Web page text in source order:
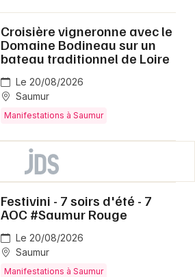
Croisière vigneronne avec le
Domaine Bodineau sur un
bateau traditionnel de Loire
Le 20/08/2026
Saumur
Manifestations à Saumur
Festivini - 7 soirs d'été - 7
AOC #Saumur Rouge
Le 20/08/2026
Saumur
Manifestations à Saumur